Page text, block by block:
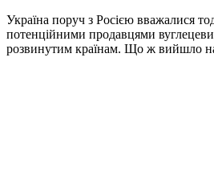
Україна поруч з Росією вважалися
потенційними продавцями
розвинутим країнам. Що ж вийшло